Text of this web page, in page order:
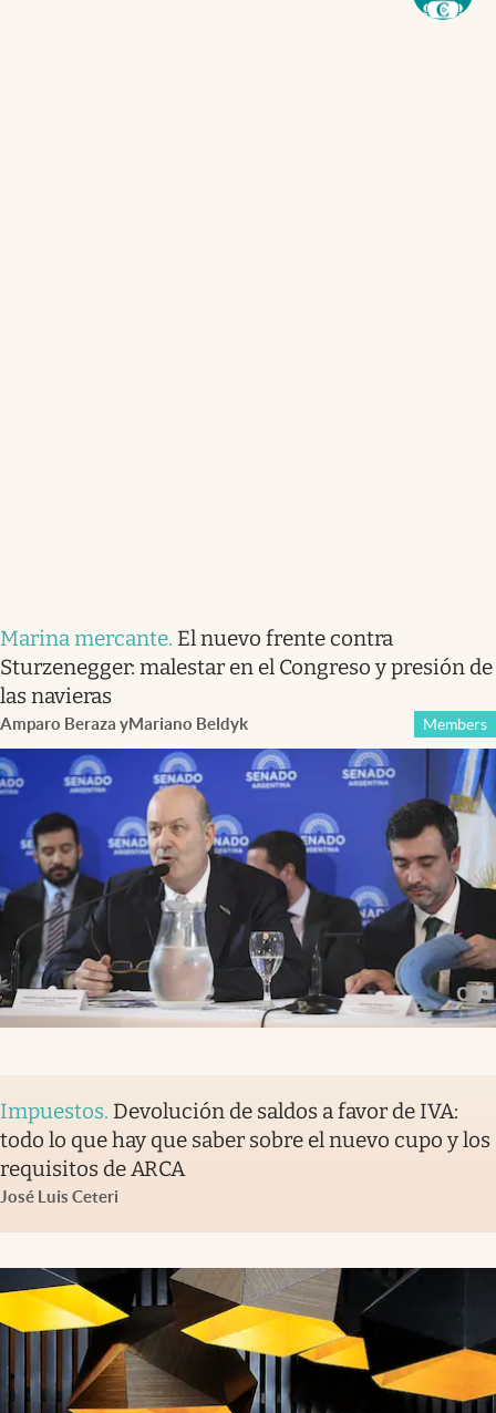
Marina mercante. El nuevo frente contra
Sturzenegger: malestar en el Congreso y presión de
las navieras
Amparo Beraza yMariano Beldyk Members
Impuestos. Devolución de saldos a favor de IVA:
todo lo que hay que saber sobre el nuevo cupo y los
requisitos de ARCA
José Luis Ceteri